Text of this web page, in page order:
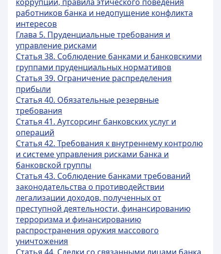
работников банка и недопущение конфликта
интересов
Глава 5. Пруденциальные требования и
управление рисками
Статья 38. Соблюдение банками и банковскими
группами пруденциальных нормативов
Статья 39. Ограничение распределения
прибыли
Статья 40. Обязательные резервные
требования
Статья 41. Аутсорсинг банковских услуг и
операций
Статья 42. Требования к внутреннему контролю
и системе управления рисками банка и
банковской группы
Статья 43. Соблюдение банками требований
законодательства о противодействии
легализации доходов, полученных от
преступной деятельности, финансированию
терроризма и финансированию
распространения оружия массового
уничтожения